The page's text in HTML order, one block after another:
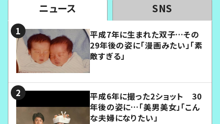
ニュース SNS
平成7年に生まれた双子…その
29年後の姿に「漫画みたい」「素
敵すぎる」
平成6年に撮った2ショット 30
年後の姿に…「美男美女」「こん
な夫婦になりたい」